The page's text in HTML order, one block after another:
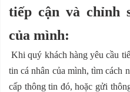
tiếp cận và chỉnh
của mình:
Khi quý khách hàng yêu cầu
tin cá nhân của mình, tìm cách
cấp thông tin đó, hoặc gửi